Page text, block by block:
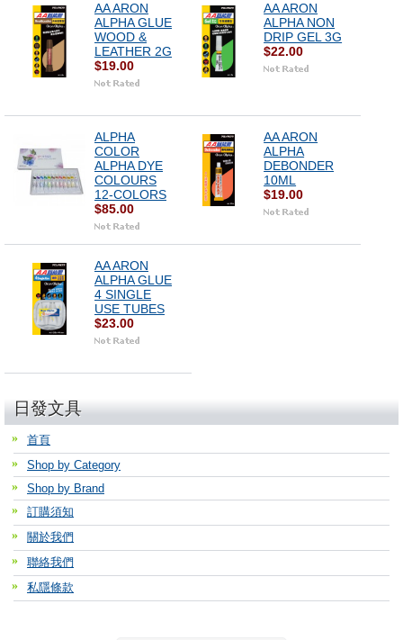
AA ARON
ALPHA GLUE
WOOD &
LEATHER 2G
$19.00
AA ARON
ALPHA NON
DRIP GEL 3G
$22.00
ALPHA
COLOR
ALPHA DYE
COLOURS
12-COLORS
$85.00
AA ARON
ALPHA
DEBONDER
10ML
$19.00
AA ARON
ALPHA GLUE
4 SINGLE
USE TUBES
$23.00
日發文具
首頁
Shop by Category
Shop by Brand
訂購須知
關於我們
聯絡我們
私隱條款